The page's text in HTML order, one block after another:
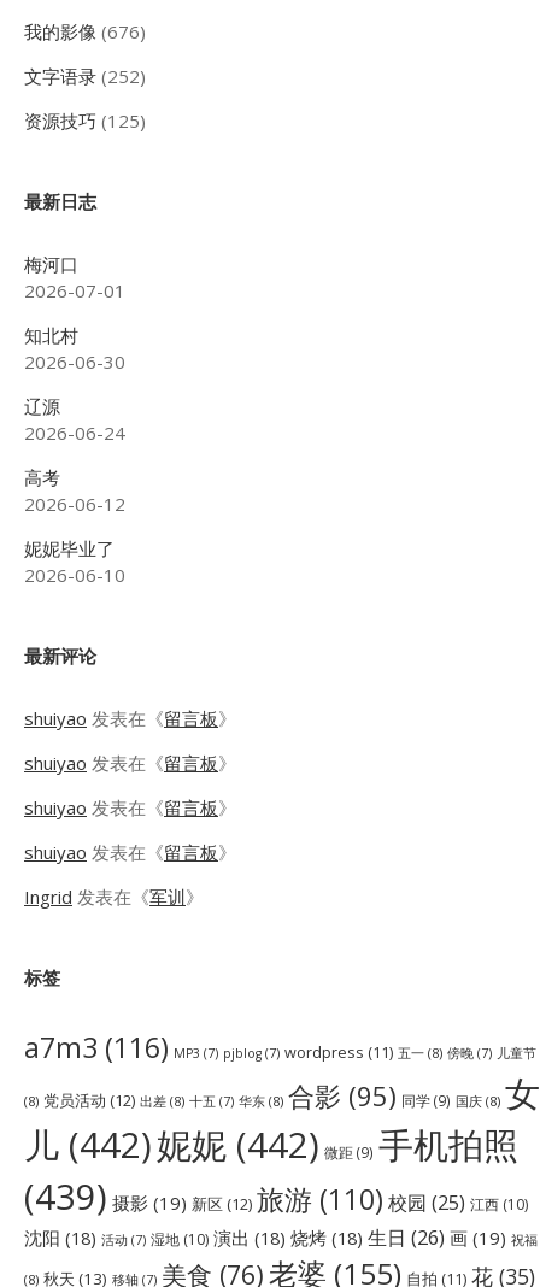
我的影像 (676)
文字语录 (252)
资源技巧 (125)
最新日志
梅河口
2026-07-01
知北村
2026-06-30
辽源
2026-06-24
高考
2026-06-12
妮妮毕业了
2026-06-10
最新评论
shuiyao 发表在《留言板》
shuiyao 发表在《留言板》
shuiyao 发表在《留言板》
shuiyao 发表在《留言板》
Ingrid 发表在《军训》
标签
a7m3 (116) MP3 (7) pjblog (7) wordpress (11) 五一 (8) 傍晚 (7) 儿童节
(8) 党员活动 (12) 出差 (8) 十五 (7) 华东 (8) 合影 (95) 同学(9) 国庆 (8) 女
儿 (442)妮妮 (442) 微距(9) 手机拍照
(439) 摄影 (19) 新区 (12) 旅游 (110) 校园 (25) 江西 (10)
沈阳 (18) 活动 (7) 湿地 (10) 演出 (18) 烧烤 (18) 生日 (26) 画 (19) 祝福
(8) 秋天 (13) 移轴 (7) 美食 (76)老婆 (155) 自拍 (11) 花 (35)